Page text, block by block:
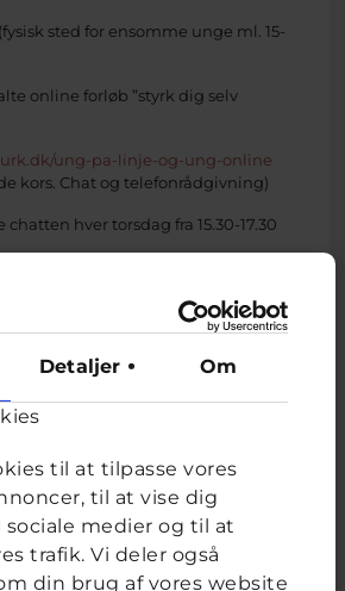
Detaljer Om
til at tilpasse vores
til at vise dig
medier og til at
trafik. Vi deler også
din brug af vores website
sted for ensomme unge ml. 15-
online forløb ”styrk dig selv
ung-pa-linje-og-ung-online
kors. Chat og telefonrådgivning)
chatten hver torsdag fra 15.30-17.30
fra Cyperhusbrevkassen
Chat-teamet i Roskilde